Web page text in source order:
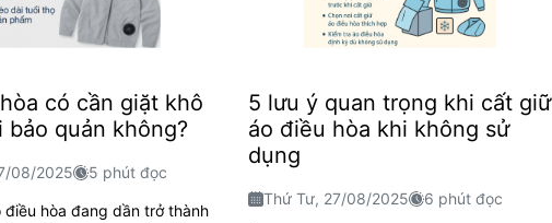
có cần giặt khô
bảo quản không?
08/2025 5 phút đọc
điều hòa đang dần trở thành
5 lưu ý quan trọng khi cất giữ
áo điều hòa khi không sử
dụng
Thứ Tư, 27/08/2025 6 phút đọc